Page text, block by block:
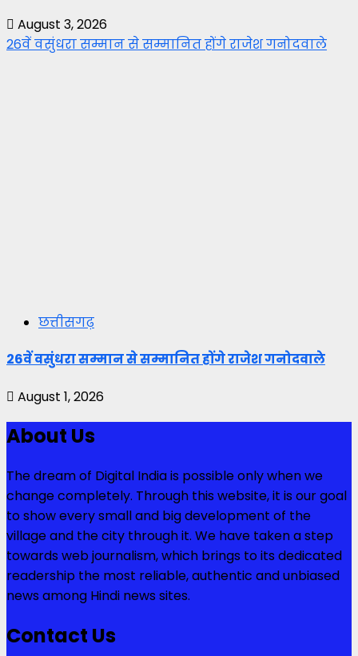
August 3, 2026
26वें वसुंधरा सम्मान से सम्मानित होंगे राजेश गनोदवाले
छत्तीसगढ़
26वें वसुंधरा सम्मान से सम्मानित होंगे राजेश गनोदवाले
August 1, 2026
About Us
The dream of Digital India is possible only when we
change completely. Through this website, it is our goal
to show every small and big development of the
village and the city through it. We have taken a step
towards web journalism, which brings to its dedicated
readership the most reliable, authentic and unbiased
news among Hindi news sites.
Contact Us